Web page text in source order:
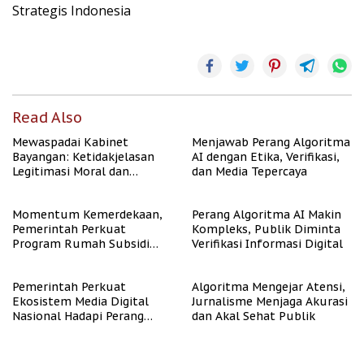
Strategis Indonesia
Read Also
Mewaspadai Kabinet
Bayangan: Ketidakjelasan
Legitimasi Moral dan
Menjawab Perang Algoritma
AI dengan Etika, Verifikasi,
dan Media Tepercaya
Momentum Kemerdekaan,
Pemerintah Perkuat
Program Rumah Subsidi
Perang Algoritma AI Makin
Kompleks, Publik Diminta
Verifikasi Informasi Digital
Pemerintah Perkuat
Ekosistem Media Digital
Nasional Hadapi Perang
Algoritma Mengejar Atensi,
Jurnalisme Menjaga Akurasi
dan Akal Sehat Publik